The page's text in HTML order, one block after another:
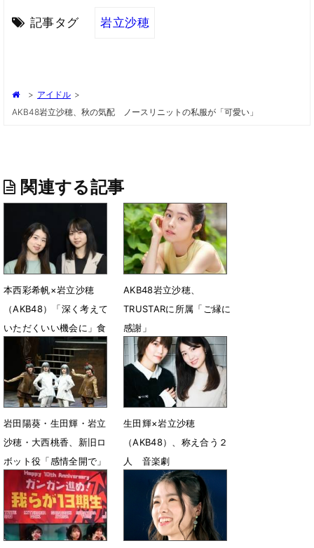
記事タグ 岩立沙穂
> アイドル >
AKB48岩立沙穂、秋の気配 ノースリニットの私服が「可愛い」
関連する記事
本西彩希帆×岩立沙穂
（AKB48）「深く考えて
いただくいい機会に」食
事や命について思うこと
11月29日 12時00分
AKB48岩立沙穂、
TRUSTARに所属「ご縁に
感謝」
6月12日 15時38分
岩田陽葵・生田輝・岩立
沙穂・大西桃香、新旧ロ
ボット役「感情全開で」
6月12日 11時01分
生田輝×岩立沙穂
（AKB48）、称え合う２
人 音楽劇
『Zip&Candy』対談
6月11日 20時00分